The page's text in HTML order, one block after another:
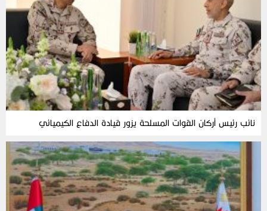
نائب رئيس أركان القوات المسلحة يزور قيادة الدفاع الكيميائي